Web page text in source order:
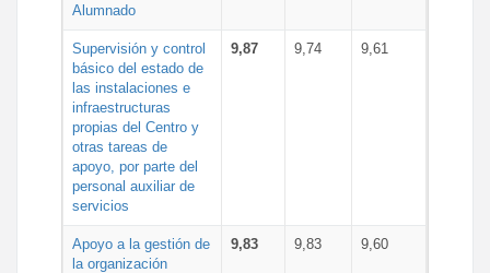
Alumnado
Supervisión y control
básico del estado de
las instalaciones e
infraestructuras
propias del Centro y
otras tareas de
apoyo, por parte del
personal auxiliar de
servicios
9,87 9,74 9,61
Apoyo a la gestión de
la organización
9,83 9,83 9,60